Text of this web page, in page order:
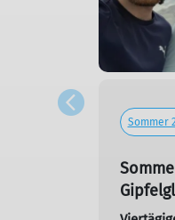
Sommer